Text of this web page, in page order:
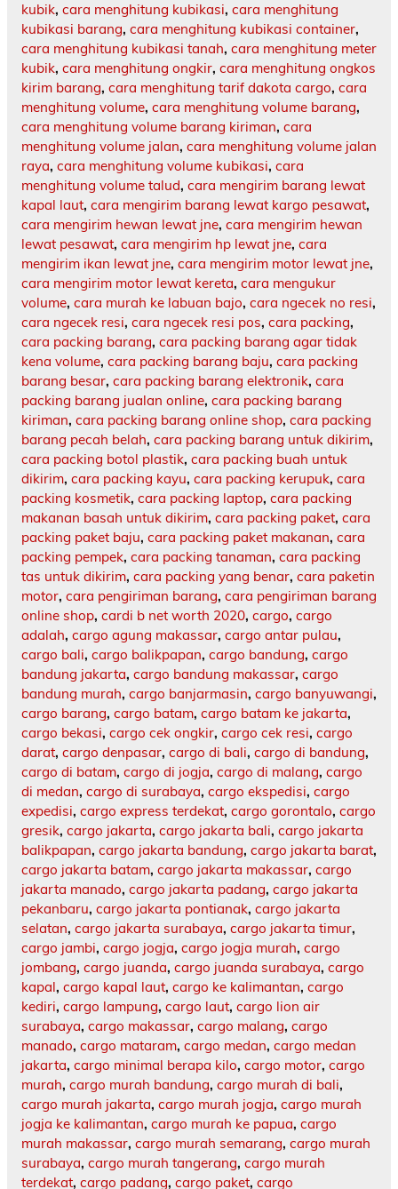
kubik, cara menghitung kubikasi, cara menghitung
kubikasi barang, cara menghitung kubikasi container,
cara menghitung kubikasi tanah, cara menghitung meter
kubik, cara menghitung ongkir, cara menghitung ongkos
kirim barang, cara menghitung tarif dakota cargo, cara
menghitung volume, cara menghitung volume barang,
cara menghitung volume barang kiriman, cara
menghitung volume jalan, cara menghitung volume jalan
raya, cara menghitung volume kubikasi, cara
menghitung volume talud, cara mengirim barang lewat
kapal laut, cara mengirim barang lewat kargo pesawat,
cara mengirim hewan lewat jne, cara mengirim hewan
lewat pesawat, cara mengirim hp lewat jne, cara
mengirim ikan lewat jne, cara mengirim motor lewat jne,
cara mengirim motor lewat kereta, cara mengukur
volume, cara murah ke labuan bajo, cara ngecek no resi,
cara ngecek resi, cara ngecek resi pos, cara packing,
cara packing barang, cara packing barang agar tidak
kena volume, cara packing barang baju, cara packing
barang besar, cara packing barang elektronik, cara
packing barang jualan online, cara packing barang
kiriman, cara packing barang online shop, cara packing
barang pecah belah, cara packing barang untuk dikirim,
cara packing botol plastik, cara packing buah untuk
dikirim, cara packing kayu, cara packing kerupuk, cara
packing kosmetik, cara packing laptop, cara packing
makanan basah untuk dikirim, cara packing paket, cara
packing paket baju, cara packing paket makanan, cara
packing pempek, cara packing tanaman, cara packing
tas untuk dikirim, cara packing yang benar, cara paketin
motor, cara pengiriman barang, cara pengiriman barang
online shop, cardi b net worth 2020, cargo, cargo
adalah, cargo agung makassar, cargo antar pulau,
cargo bali, cargo balikpapan, cargo bandung, cargo
bandung jakarta, cargo bandung makassar, cargo
bandung murah, cargo banjarmasin, cargo banyuwangi,
cargo barang, cargo batam, cargo batam ke jakarta,
cargo bekasi, cargo cek ongkir, cargo cek resi, cargo
darat, cargo denpasar, cargo di bali, cargo di bandung,
cargo di batam, cargo di jogja, cargo di malang, cargo
di medan, cargo di surabaya, cargo ekspedisi, cargo
expedisi, cargo express terdekat, cargo gorontalo, cargo
gresik, cargo jakarta, cargo jakarta bali, cargo jakarta
balikpapan, cargo jakarta bandung, cargo jakarta barat,
cargo jakarta batam, cargo jakarta makassar, cargo
jakarta manado, cargo jakarta padang, cargo jakarta
pekanbaru, cargo jakarta pontianak, cargo jakarta
selatan, cargo jakarta surabaya, cargo jakarta timur,
cargo jambi, cargo jogja, cargo jogja murah, cargo
jombang, cargo juanda, cargo juanda surabaya, cargo
kapal, cargo kapal laut, cargo ke kalimantan, cargo
kediri, cargo lampung, cargo laut, cargo lion air
surabaya, cargo makassar, cargo malang, cargo
manado, cargo mataram, cargo medan, cargo medan
jakarta, cargo minimal berapa kilo, cargo motor, cargo
murah, cargo murah bandung, cargo murah di bali,
cargo murah jakarta, cargo murah jogja, cargo murah
jogja ke kalimantan, cargo murah ke papua, cargo
murah makassar, cargo murah semarang, cargo murah
surabaya, cargo murah tangerang, cargo murah
terdekat, cargo padang, cargo paket, cargo